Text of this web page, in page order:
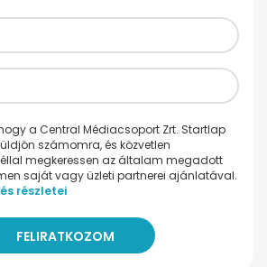
a Central Médiacsoport Zrt. Startlap
számomra, és közvetlen
megkeressen az általam megadott
saját vagy üzleti partnerei ajánlatával.
részletei